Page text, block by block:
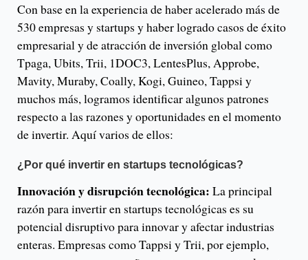
Con base en la experiencia de haber acelerado más de
530 empresas y startups y haber logrado casos de éxito
empresarial y de atracción de inversión global como
Tpaga, Ubits, Trii, 1DOC3, LentesPlus, Approbe,
Mavity, Muraby, Coally, Kogi, Guineo, Tappsi y
muchos más, logramos identificar algunos patrones
respecto a las razones y oportunidades en el momento
de invertir. Aquí varios de ellos:
¿Por qué invertir en startups tecnológicas?
Innovación y disrupción tecnológica: La principal
razón para invertir en startups tecnológicas es su
potencial disruptivo para innovar y afectar industrias
enteras. Empresas como Tappsi y Trii, por ejemplo,